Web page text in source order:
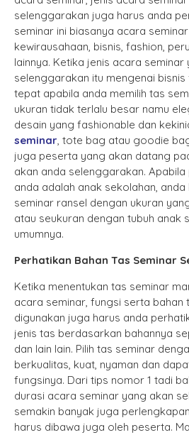
selenggarakan juga harus anda
seminar ini biasanya acara
kewirausahaan, bisnis, fashion,
lainnya. Ketika jenis acara seminar
selenggarakan itu mengenai bisnis
tepat apabila anda memilih tas
ukuran tidak terlalu besar namu
desain yang fashionable dan
seminar, tote bag atau goodie
juga peserta yang akan datang
akan anda selenggarakan.
anda adalah anak sekolahan, anda
seminar ransel dengan ukuran
atau seukuran dengan tubuh anak
umumnya.
Perhatikan Bahan Tas Seminar
Ketika menentukan tas seminar
acara seminar, fungsi serta bahan
digunakan juga harus anda
jenis tas berdasarkan bahannya
dan lain lain. Pilih tas seminar
berkualitas, kuat, nyaman dan
fungsinya. Dari tips nomor 1 tadi
durasi acara seminar yang akan
semakin banyak juga
harus dibawa juga oleh peserta.